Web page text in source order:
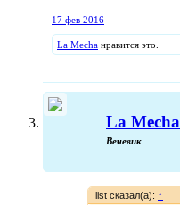
17 фев 2016
La Mecha нравится это.
La Mecha
Вечевик
list сказал(а): ↑